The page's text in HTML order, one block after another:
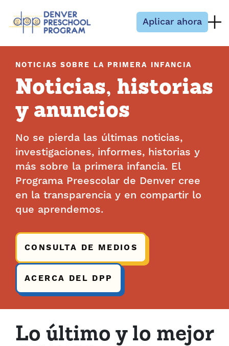
Aplicar ahora
NOTICIAS SOBRE LA PRIMERA INFANCIA
Noticias, historias
y anuncios
No se pierda las últimas noticias,
investigaciones, informes, historias y
más sobre la primera infancia. El
Programa Preescolar de Denver cree
en la transparencia y en compartir lo
que aprendemos.
CONSULTA DE MEDIOS
ACERCA DEL DPP
Lo último y lo mejor